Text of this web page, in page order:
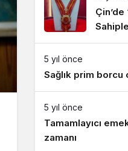
Onura
5 yıl önce
Sağlık prim borcu
5 yıl önce
Tamamlayıcı
zamanı